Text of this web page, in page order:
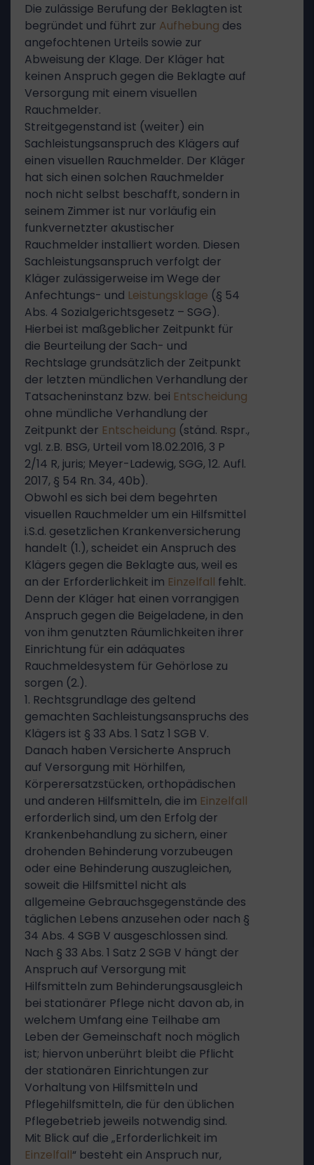
Die zulässige Berufung der Beklagten ist
begründet und führt zur Aufhebung des
angefochtenen Urteils sowie zur
Abweisung der Klage. Der Kläger hat
keinen Anspruch gegen die Beklagte auf
Versorgung mit einem visuellen
Rauchmelder.
Streitgegenstand ist (weiter) ein
Sachleistungsanspruch des Klägers auf
einen visuellen Rauchmelder. Der Kläger
hat sich einen solchen Rauchmelder
noch nicht selbst beschafft, sondern in
seinem Zimmer ist nur vorläufig ein
funkvernetzter akustischer
Rauchmelder installiert worden. Diesen
Sachleistungsanspruch verfolgt der
Kläger zulässigerweise im Wege der
Anfechtungs- und Leistungsklage (§ 54
Abs. 4 Sozialgerichtsgesetz – SGG).
Hierbei ist maßgeblicher Zeitpunkt für
die Beurteilung der Sach- und
Rechtslage grundsätzlich der Zeitpunkt
der letzten mündlichen Verhandlung der
Tatsacheninstanz bzw. bei Entscheidung
ohne mündliche Verhandlung der
Zeitpunkt der Entscheidung (ständ. Rspr.,
vgl. z.B. BSG, Urteil vom 18.02.2016, 3 P
2/14 R, juris; Meyer-Ladewig, SGG, 12. Aufl.
2017, § 54 Rn. 34, 40b).
Obwohl es sich bei dem begehrten
visuellen Rauchmelder um ein Hilfsmittel
i.S.d. gesetzlichen Krankenversicherung
handelt (1.), scheidet ein Anspruch des
Klägers gegen die Beklagte aus, weil es
an der Erforderlichkeit im Einzelfall fehlt.
Denn der Kläger hat einen vorrangigen
Anspruch gegen die Beigeladene, in den
von ihm genutzten Räumlichkeiten ihrer
Einrichtung für ein adäquates
Rauchmeldesystem für Gehörlose zu
sorgen (2.).
1. Rechtsgrundlage des geltend
gemachten Sachleistungsanspruchs des
Klägers ist § 33 Abs. 1 Satz 1 SGB V.
Danach haben Versicherte Anspruch
auf Versorgung mit Hörhilfen,
Körperersatzstücken, orthopädischen
und anderen Hilfsmitteln, die im Einzelfall
erforderlich sind, um den Erfolg der
Krankenbehandlung zu sichern, einer
drohenden Behinderung vorzubeugen
oder eine Behinderung auszugleichen,
soweit die Hilfsmittel nicht als
allgemeine Gebrauchsgegenstände des
täglichen Lebens anzusehen oder nach §
34 Abs. 4 SGB V ausgeschlossen sind.
Nach § 33 Abs. 1 Satz 2 SGB V hängt der
Anspruch auf Versorgung mit
Hilfsmitteln zum Behinderungsausgleich
bei stationärer Pflege nicht davon ab, in
welchem Umfang eine Teilhabe am
Leben der Gemeinschaft noch möglich
ist; hiervon unberührt bleibt die Pflicht
der stationären Einrichtungen zur
Vorhaltung von Hilfsmitteln und
Pflegehilfsmitteln, die für den üblichen
Pflegebetrieb jeweils notwendig sind.
Mit Blick auf die „Erforderlichkeit im
Einzelfall“ besteht ein Anspruch nur,